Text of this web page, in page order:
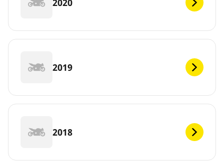
2019
2018